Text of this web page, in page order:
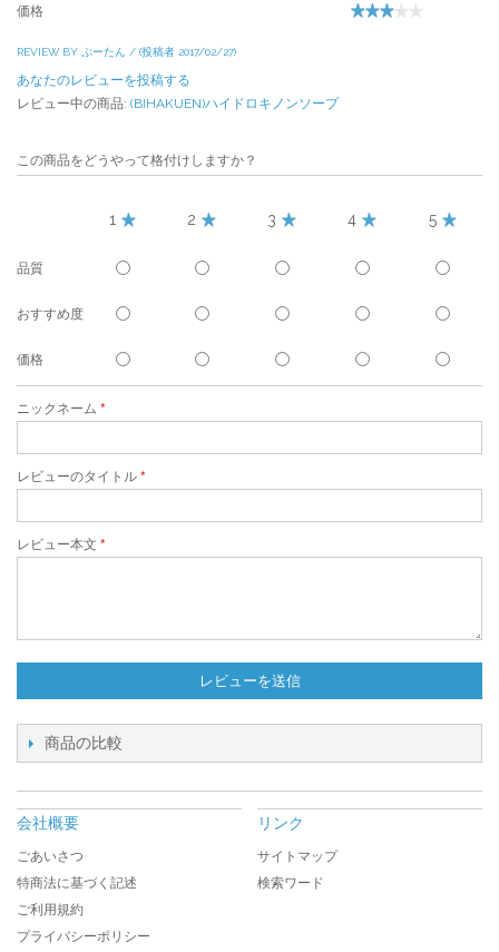
価格
REVIEW BY ぷーたん / (投稿者 2017/02/27)
あなたのレビューを投稿する
レビュー中の商品: (BIHAKUEN)ハイドロキノンソープ
この商品をどうやって格付けしますか？
1 2 3 4 5
品質
おすすめ度
価格
ニックネーム
レビューのタイトル
レビュー本文
レビューを送信
商品の比較
会社概要
ごあいさつ
特商法に基づく記述
ご利用規約
プライバシーポリシー
リンク
サイトマップ
検索ワード